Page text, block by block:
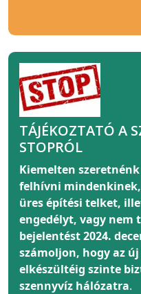
TÁJÉKOZTATÓ A
STOPRÓL
Kiemelten
felhívni mindenkinek
üres építési telket,
engedélyt, vagy nem
bejelentést 2024.
számoljon, hogy az
elkészültéig szinte
szennyvíz hálózatra.